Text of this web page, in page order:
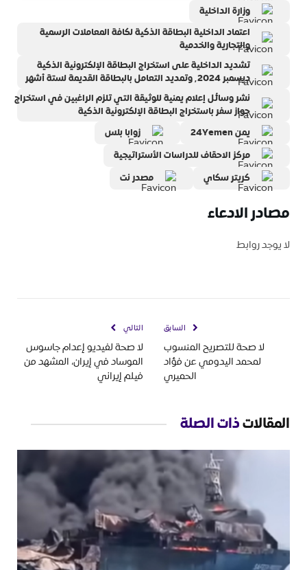
وزارة الداخلية
اعتماد الداخلية البطاقة الذكية لكافة المعاملات الرسمية
والتجارية والخدمية
تشديد الداخلية على استخراج البطاقة الإلكترونية الذكية
ديسمبر ٬2024 وتمديد التعامل بالبطاقة القديمة لستة أشهر
نشر وسائل إعلام يمنية للوثيقة التي تلزم الراغبين في استخراج
جواز سفر باستخراج البطاقة الإلكترونية الذكية
يمن 24Yemen
زوابا بلس
مركز الاحقاف للدراسات الأستراتيجية
كريتر سكاي
مصدر نت
مصادر الادعاء
لا يوجد روابط
السابق
لا صحة للتصريح المنسوب
لمحمد اليدومي عن فؤاد
الحميري
التالي
لا صحة لفيديو إعدام جاسوس
الموساد في إيران، المشهد من
فيلم إيراني
المقالاتذات الصلة